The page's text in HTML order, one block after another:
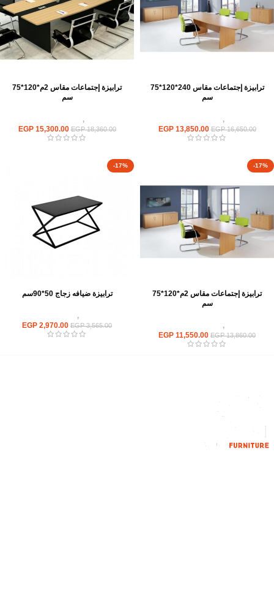
ترابيزة إجتماعات مقاس 240*120*75
سم
ترابيزات,
EGP16,650.00
EGP13,850.00
ترابيزة إجتماعات مقاس 2م*120*75
سم
ترابيزات,
EGP18,360.00
EGP15,300.00
-17%
ترابيزة إجتماعات مقاس 2م*120*75
سم
ترابيزات,
EGP13,860.00
EGP 11,550.00
-17%
ترابيزة ضيافه زجاج 50*90سم
,
EGP3,565.00
EGP 2,970.00